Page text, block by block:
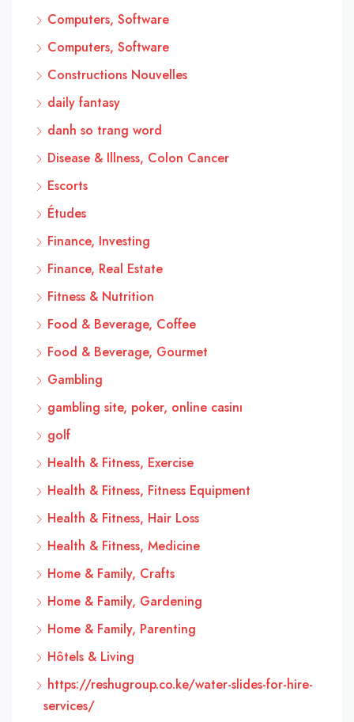
Computers, Software
Computers, Software
Constructions Nouvelles
daily fantasy
danh so trang word
Disease & Illness, Colon Cancer
Escorts
Études
Finance, Investing
Finance, Real Estate
Fitness & Nutrition
Food & Beverage, Coffee
Food & Beverage, Gourmet
Gambling
gambling site, poker, online casinı
golf
Health & Fitness, Exercise
Health & Fitness, Fitness Equipment
Health & Fitness, Hair Loss
Health & Fitness, Medicine
Home & Family, Crafts
Home & Family, Gardening
Home & Family, Parenting
Hôtels & Living
https://reshugroup.co.ke/water-slides-for-hire-
services/